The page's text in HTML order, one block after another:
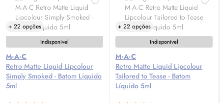
+ 22 opções
Indisponível
M·A·C
Retro Matte Liquid Lipcolour
Simply Smoked - Batom Líquido
5ml
+ 22 opções
Indisponível
M·A·C
Retro Matte Liquid Lipcolour
Tailored to Tease - Batom
Líquido 5ml